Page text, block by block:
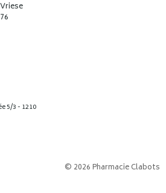
5/3 - 1210
© 2026 Pharmacie Clabots